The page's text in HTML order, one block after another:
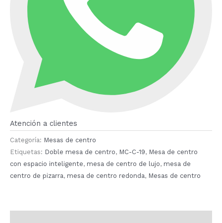
Atención a clientes
Categoría: Mesas de centro
Etiquetas: Doble mesa de centro, MC-C-19, Mesa de centro
con espacio inteligente, mesa de centro de lujo, mesa de
centro de pizarra, mesa de centro redonda, Mesas de centro